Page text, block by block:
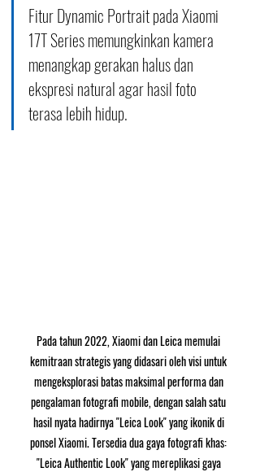
Fitur Dynamic Portrait pada Xiaomi
17T Series memungkinkan kamera
menangkap gerakan halus dan
ekspresi natural agar hasil foto
terasa lebih hidup.
Pada tahun 2022, Xiaomi dan Leica memulai
kemitraan strategis yang didasari oleh visi untuk
mengeksplorasi batas maksimal performa dan
pengalaman fotografi mobile, dengan salah satu
hasil nyata hadirnya "Leica Look" yang ikonik di
ponsel Xiaomi. Tersedia dua gaya fotografi khas:
"Leica Authentic Look" yang mereplikasi gaya